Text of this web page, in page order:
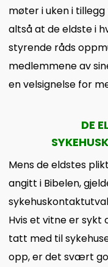
møter i uken i
altså at de eldste i
styrende råds
medlemmene av
en velsignelse for
DE
Mens de eldstes
angitt i Bibelen,
Hvis et vitne er sykt
tatt med til
opp, er det svært